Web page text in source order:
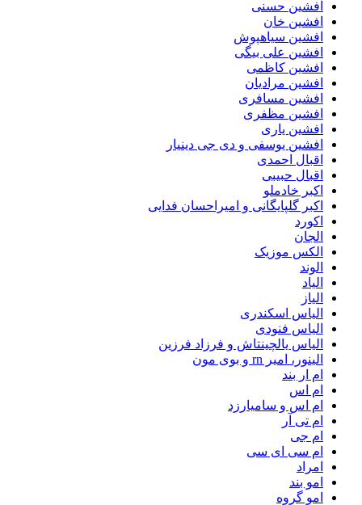
افشین حسنی
افشین خان
افشین سیاهپوش
افشین علی بیگی
افشین کاظمی
افشین مرادیان
افشین مسافری
افشین مظفری
افشین یاری
افشین یوسفی و دی جی دینیار
اقبال احمدی
اقبال حبیبی
اکبر خادملو
اکبر گلپایگانی و امیراحسان فدایی
اکورد
الجان
الکس موزیک
الوند
الیاد
الیاز
الیاس اسکندری
الیاس فنودی
الیاس یالچینتاش و فرزاد فرزین
الینور، امیر rn و بوی مون
ام‌ ار بند
ام اس
ام اس و سامیارزد
ام تی آر
ام جی
ام سی ای سی
امراد
امو بند
امو گروه